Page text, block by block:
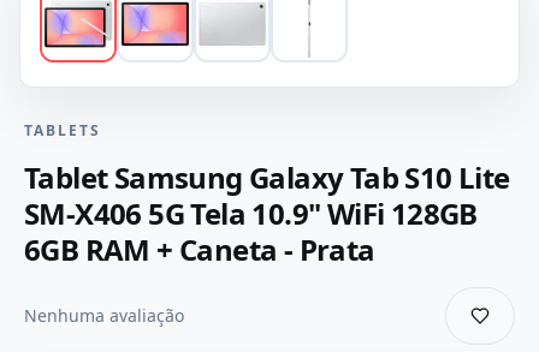
TABLETS
Tablet Samsung Galaxy Tab S10 Lite
SM-X406 5G Tela 10.9" WiFi 128GB
6GB RAM + Caneta - Prata
Nenhuma avaliação